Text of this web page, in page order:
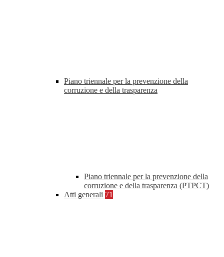
Piano triennale per la prevenzione della
corruzione e della trasparenza
Piano triennale per la prevenzione della
corruzione e della trasparenza (PTPCT)
Atti generali 71